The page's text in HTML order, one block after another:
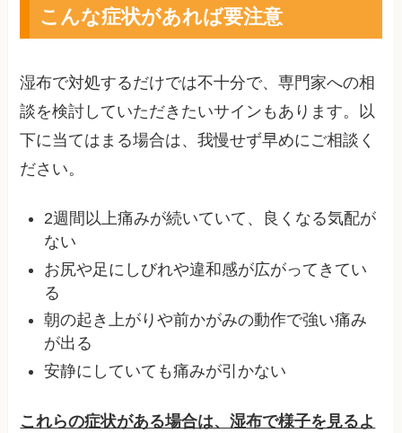
こんな症状があれば要注意
湿布で対処するだけでは不十分で、専門家への相
談を検討していただきたいサインもあります。以
下に当てはまる場合は、我慢せず早めにご相談く
ださい。
2週間以上痛みが続いていて、良くなる気配が
ない
お尻や足にしびれや違和感が広がってきてい
る
朝の起き上がりや前かがみの動作で強い痛み
が出る
安静にしていても痛みが引かない
これらの症状がある場合は、湿布で様子を見るよ